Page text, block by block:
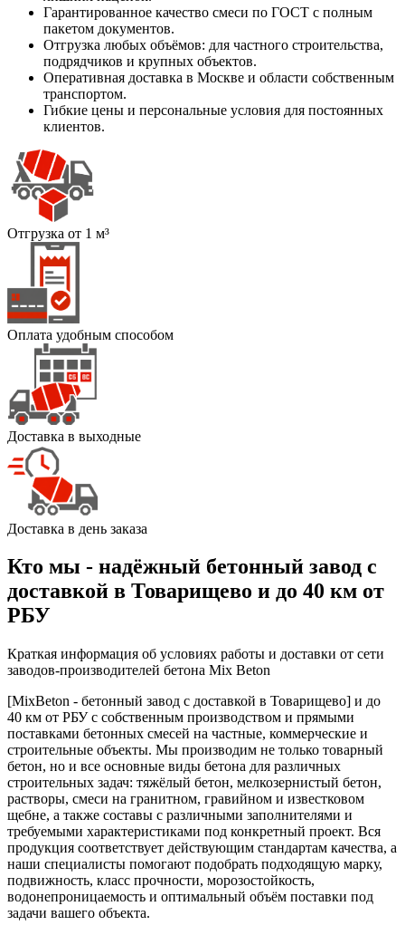
Гарантированное качество смеси по ГОСТ с полным
пакетом документов.
Отгрузка любых объёмов: для частного строительства,
подрядчиков и крупных объектов.
Оперативная доставка в Москве и области собственным
транспортом.
Гибкие цены и персональные условия для постоянных
клиентов.
Отгрузка от 1 м³
Оплата удобным способом
Доставка в выходные
Доставка в день заказа
Кто мы - надёжный бетонный завод с
доставкой в Товарищево и до 40 км от
РБУ
Краткая информация об условиях работы и доставки от сети
заводов-производителей бетона Mix Beton
[MixBeton - бетонный завод с доставкой в Товарищево] и до
40 км от РБУ с собственным производством и прямыми
поставками бетонных смесей на частные, коммерческие и
строительные объекты. Мы производим не только товарный
бетон, но и все основные виды бетона для различных
строительных задач: тяжёлый бетон, мелкозернистый бетон,
растворы, смеси на гранитном, гравийном и известковом
щебне, а также составы с различными заполнителями и
требуемыми характеристиками под конкретный проект. Вся
продукция соответствует действующим стандартам качества, а
наши специалисты помогают подобрать подходящую марку,
подвижность, класс прочности, морозостойкость,
водонепроницаемость и оптимальный объём поставки под
задачи вашего объекта.